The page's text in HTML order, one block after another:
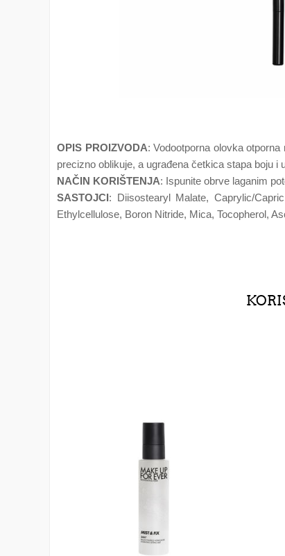
OPIS PROIZVODA: Vodootporna olovka
precizno oblikuje, a ugrađena četkica stapa boju
NAČIN KORIŠTENJA: Ispunite obrve laganim
SASTOJCI: Diisostearyl Malate, Caprylic/
Ethylcellulose, Boron Nitride, Mica, Tocopherol,